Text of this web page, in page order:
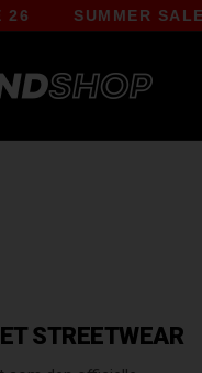
SUMMER SALE 26
STREETWEAR